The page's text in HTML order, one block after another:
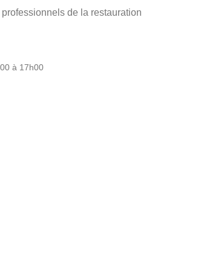
de la restauration
à 17h00